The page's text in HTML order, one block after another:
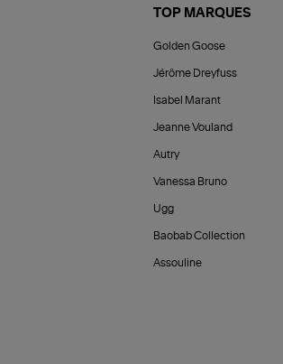
TOP MARQUES
Golden Goose
Jérôme Dreyfuss
Isabel Marant
Jeanne Vouland
Autry
Vanessa Bruno
Ugg
Baobab Collection
Assouline